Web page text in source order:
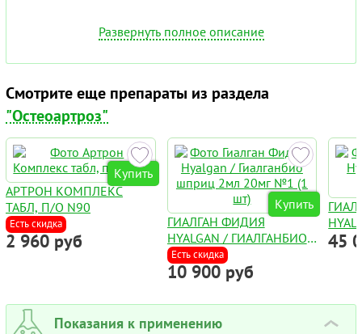
Развернуть полное описание
Смотрите еще препараты из раздела
"Остеоартроз"
Купить
АРТРОН КОМПЛЕКС
ТАБЛ, П/О N90
Есть скидка
2 960 руб
Купить
ГИАЛГАН ФИДИЯ
HYALGAN / ГИАЛГАНБИО
ШПРИЦ 2МЛ 20МГ №1 (1
ШТ)
Есть скидка
10 900 руб
45
Показания к применению ›